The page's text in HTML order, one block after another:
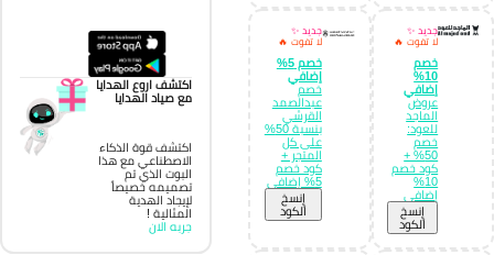
جديد ✨
لا تفوت 🔥
خصم
10%
إضافي
عروض
الماجد
للعود:
خصم
50% +
كود خصم
10%
إضافي
إِنسخ
الكود
جديد ✨
لا تفوت 🔥
خصم 5%
إضافي
خصم
عبدالصمد
القرشي
بنسبة 50%
على كل
المتجر +
كود خصم
إِنسخ
الكود
اكتشف اروع الهدايا
مع صياد الهدايا
اكتشف قوة الذكاء
الاصطناعي مع هذا
البوت الذي تم
تصميمه خصيصاً
لإيجاد الهدية
المثالية !
جربه الان